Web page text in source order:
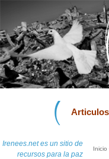
Articulos
Irenees.net es un sitio de
recursos para la paz
Inicio